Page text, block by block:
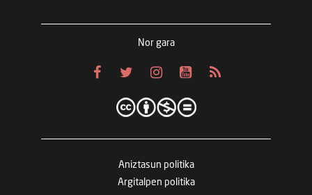
Nor gara
Aniztasun politika
Argitalpen politika